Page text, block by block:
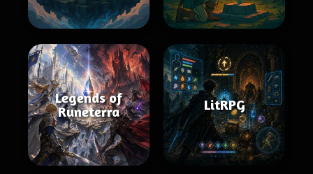
Legends of
Runeterra
LitRPG